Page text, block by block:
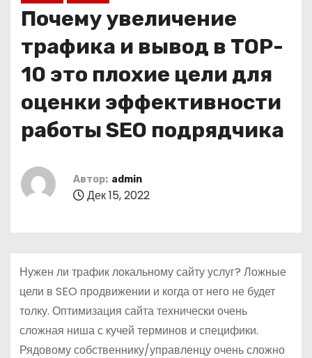
Почему увеличение
трафика и вывод в TOP-
10 это плохие цели для
оценки эффективности
работы SEO подрядчика
Автор: admin
Дек 15, 2022
Нужен ли трафик локальному сайту услуг? Ложные
цели в SEO продвижении и когда от него не будет
толку. Оптимизация сайта технически очень
сложная ниша с кучей терминов и специфики.
Рядовому собственнику/управленцу очень сложно